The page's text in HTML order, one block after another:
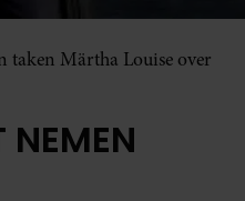
Märtha Louise over